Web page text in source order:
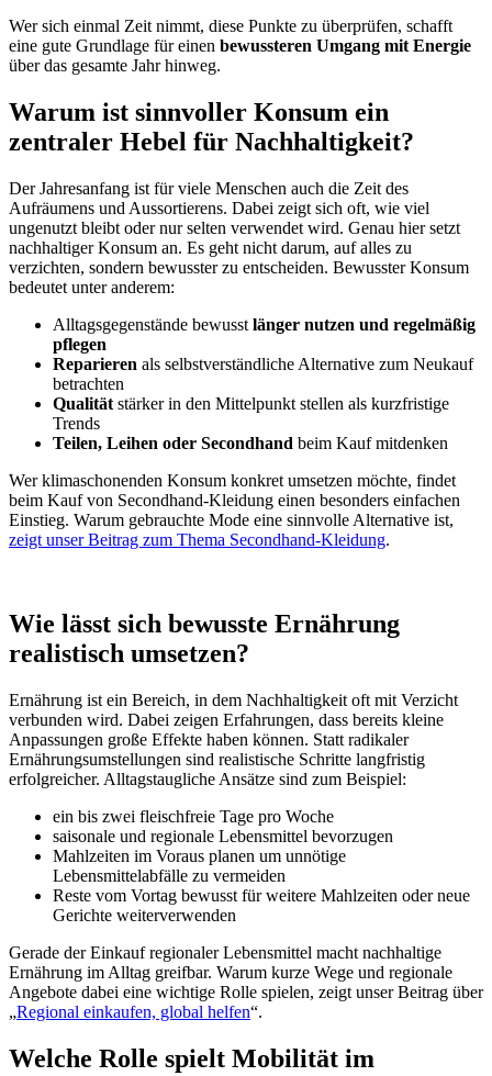
Wer sich einmal Zeit nimmt, diese Punkte zu überprüfen, schafft
eine gute Grundlage für einen bewussteren Umgang mit Energie
über das gesamte Jahr hinweg.
Warum ist sinnvoller Konsum ein
zentraler Hebel für Nachhaltigkeit?
Der Jahresanfang ist für viele Menschen auch die Zeit des
Aufräumens und Aussortierens. Dabei zeigt sich oft, wie viel
ungenutzt bleibt oder nur selten verwendet wird. Genau hier setzt
nachhaltiger Konsum an. Es geht nicht darum, auf alles zu
verzichten, sondern bewusster zu entscheiden. Bewusster Konsum
bedeutet unter anderem:
Alltagsgegenstände bewusst länger nutzen und regelmäßig
pflegen
Reparieren als selbstverständliche Alternative zum Neukauf
betrachten
Qualität stärker in den Mittelpunkt stellen als kurzfristige
Trends
Teilen, Leihen oder Secondhand beim Kauf mitdenken
Wer klimaschonenden Konsum konkret umsetzen möchte, findet
beim Kauf von Secondhand-Kleidung einen besonders einfachen
Einstieg. Warum gebrauchte Mode eine sinnvolle Alternative ist,
zeigt unser Beitrag zum Thema Secondhand-Kleidung.
Wie lässt sich bewusste Ernährung
realistisch umsetzen?
Ernährung ist ein Bereich, in dem Nachhaltigkeit oft mit Verzicht
verbunden wird. Dabei zeigen Erfahrungen, dass bereits kleine
Anpassungen große Effekte haben können. Statt radikaler
Ernährungsumstellungen sind realistische Schritte langfristig
erfolgreicher. Alltagstaugliche Ansätze sind zum Beispiel:
ein bis zwei fleischfreie Tage pro Woche
saisonale und regionale Lebensmittel bevorzugen
Mahlzeiten im Voraus planen um unnötige
Lebensmittelabfälle zu vermeiden
Reste vom Vortag bewusst für weitere Mahlzeiten oder neue
Gerichte weiterverwenden
Gerade der Einkauf regionaler Lebensmittel macht nachhaltige
Ernährung im Alltag greifbar. Warum kurze Wege und regionale
Angebote dabei eine wichtige Rolle spielen, zeigt unser Beitrag über
„Regional einkaufen, global helfen“.
Welche Rolle spielt Mobilität im